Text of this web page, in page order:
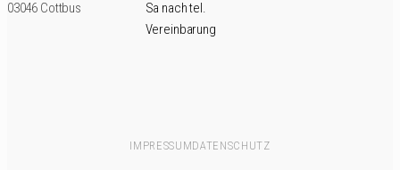
03046 Cottbus
Sa nach tel.
Vereinbarung
IMPRESSUMDATENSCHUTZ